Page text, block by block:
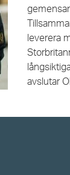
leverera
avslutar